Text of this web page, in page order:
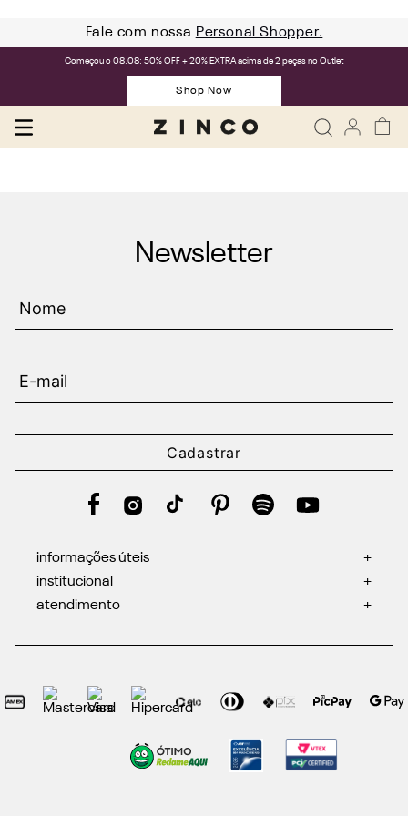
Fale com nossa Personal Shopper.
Começou o 08.08: 50% OFF + 20% EXTRA acima de 2 peças no Outlet
Shop Now
Newsletter
Cadastrar
informações úteis
+
institucional
+
atendimento
+